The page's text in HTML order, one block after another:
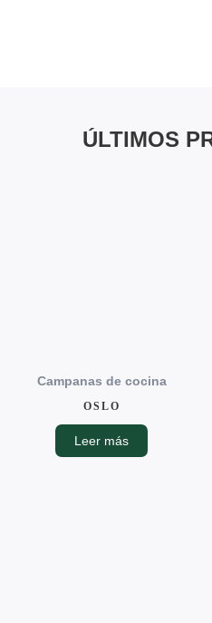
ÚLTIMOS
Campanas de cocina
OSLO
Leer más